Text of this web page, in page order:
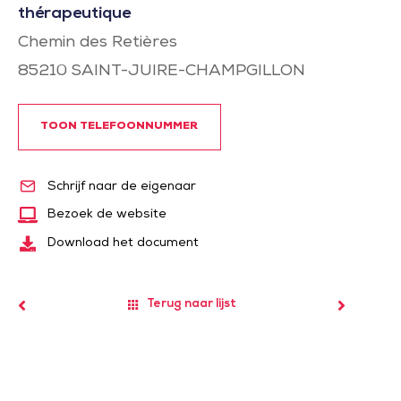
thérapeutique
Chemin des Retières
85210 SAINT-JUIRE-CHAMPGILLON
TOON TELEFOONNUMMER
Schrijf naar de eigenaar
Bezoek de website
Download het document
Terug naar lijst